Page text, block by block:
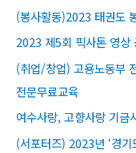
(봉사활동)2023 태권도
2023 제5회 픽사톤 영상
(취업/창업) 고용노동부
전문무료교육​
여수사랑, 고향사랑 기금
(서포터즈) 2023년 ‘경